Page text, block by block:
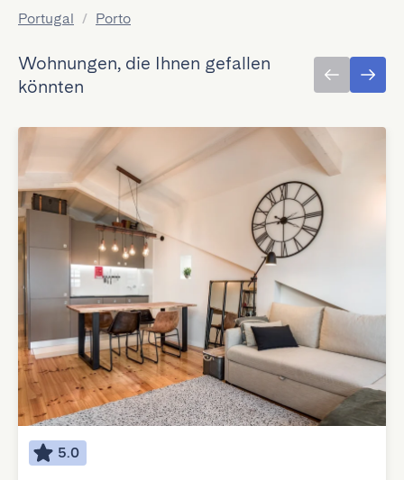
Portugal / Porto
Wohnungen, die Ihnen gefallen
könnten
5.0